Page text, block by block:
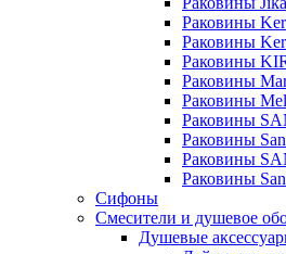
Раковины
Раковины
Раковины
Раковины
Раковины
Раковины
Раковины
Раковины
Раковины
Сифоны
Смесители и душевое
Душевые